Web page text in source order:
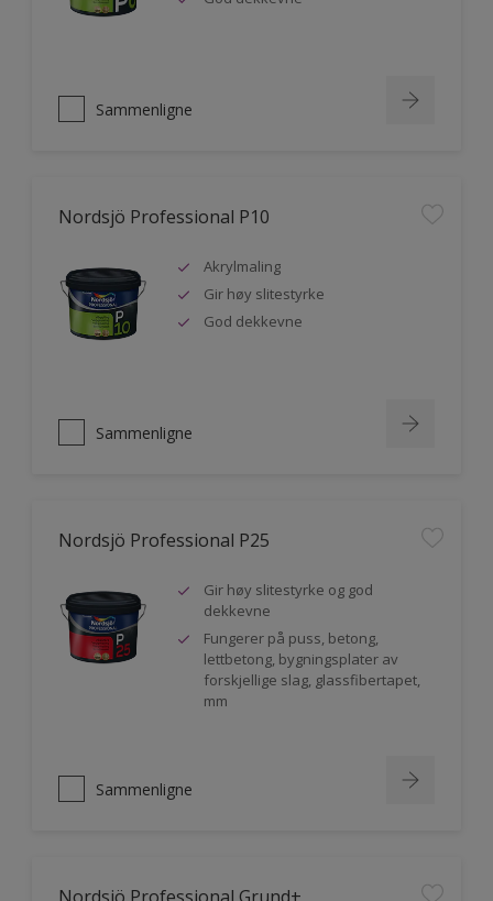
Sammenligne
Nordsjö Professional P10
Akrylmaling
Gir høy slitestyrke
God dekkevne
Sammenligne
Nordsjö Professional P25
Gir høy slitestyrke og god
dekkevne
Fungerer på puss, betong,
lettbetong, bygningsplater av
forskjellige slag, glassfibertapet,
mm
Sammenligne